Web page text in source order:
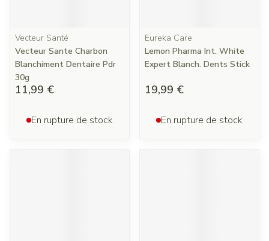
Vecteur Santé
Vecteur Sante Charbon
Blanchiment Dentaire Pdr
30g
11,99 €
En rupture de stock
Eureka Care
Lemon Pharma Int. White
Expert Blanch. Dents Stick
19,99 €
En rupture de stock